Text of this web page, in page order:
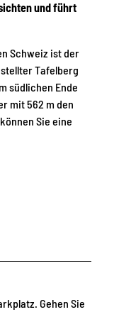
und führt
Schweiz ist der
Tafelberg
südlichen Ende
mit 562 m den
Sie eine
Gehen Sie